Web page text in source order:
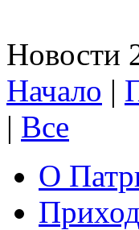
Новости
Начало |
| Все
О